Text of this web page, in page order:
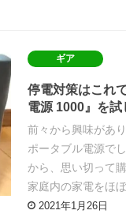
ギア
停電対策はこれ
電源 1000』を試
前々から興味があ
ポータブル電源で
から、思い切って
家庭内の家電をほ
2021年1月26日